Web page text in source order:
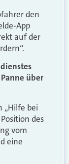
den
App
auf der
über
„Hilfe bei
des
vom
eine